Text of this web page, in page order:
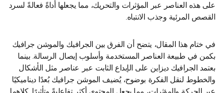
على هذه العناصر عبر المؤثرات والتحريك، مما يجعلها أداةً فعالةً لسرد
القصص المرئية وجذب الانتباه.
في ختام هذا المقال، يتضح أن الفرق بين الجرافيك والموشن جرافيك
يكمن في طبيعة العناصر المستخدمة وأسلوب إيصال الرسالة. بينما
يعتمد الجرافيك ديزاين على الإبداع الثابت عبر عناصر مثل الأشكال
والخطوط لنقل الفكرة بوضوح، يُضيف الموشن جرافيك بُعدًا ديناميكيًا